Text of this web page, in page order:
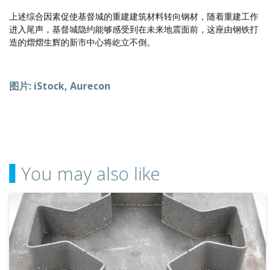
上述综合因素促使基督城的重建建筑材料转向钢材，随着重建工作
进入尾声，基督城隐约能够感受到在未来地震面前，这座由钢铁打
造的熠熠生辉的新市中心将屹立不倒。
图片: iStock, Aurecon
You may also like